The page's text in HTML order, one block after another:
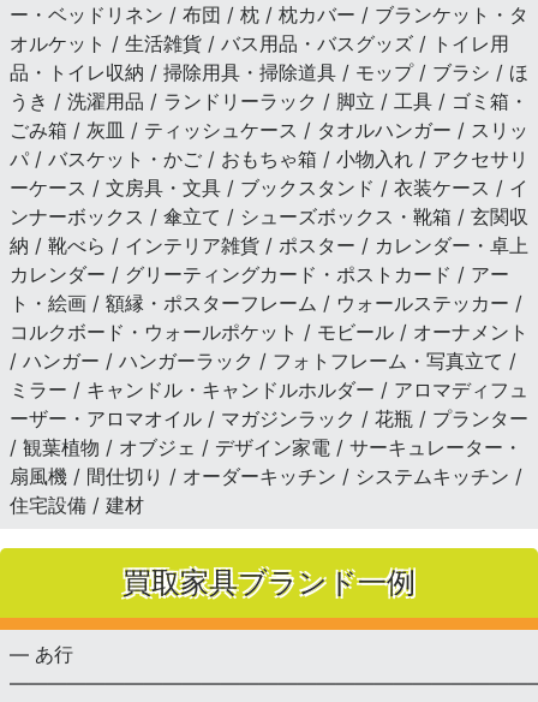
ー・ベッドリネン / 布団 / 枕 / 枕カバー / ブランケット・タ
オルケット / 生活雑貨 / バス用品・バスグッズ / トイレ用
品・トイレ収納 / 掃除用具・掃除道具 / モップ / ブラシ / ほ
うき / 洗濯用品 / ランドリーラック / 脚立 / 工具 / ゴミ箱・
ごみ箱 / 灰皿 / ティッシュケース / タオルハンガー / スリッ
パ / バスケット・かご / おもちゃ箱 / 小物入れ / アクセサリ
ーケース / 文房具・文具 / ブックスタンド / 衣装ケース / イ
ンナーボックス / 傘立て / シューズボックス・靴箱 / 玄関収
納 / 靴べら / インテリア雑貨 / ポスター / カレンダー・卓上
カレンダー / グリーティングカード・ポストカード / アー
ト・絵画 / 額縁・ポスターフレーム / ウォールステッカー /
コルクボード・ウォールポケット / モビール / オーナメント
/ ハンガー / ハンガーラック / フォトフレーム・写真立て /
ミラー / キャンドル・キャンドルホルダー / アロマディフュ
ーザー・アロマオイル / マガジンラック / 花瓶 / プランター
/ 観葉植物 / オブジェ / デザイン家電 / サーキュレーター・
扇風機 / 間仕切り / オーダーキッチン / システムキッチン /
住宅設備 / 建材
買取家具ブランド一例
— あ行